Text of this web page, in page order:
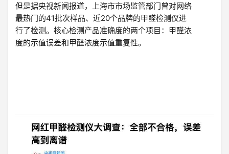
但是据央视新闻报道，上海市市场监管部门曾对网络
最热门的41批次样品、近20个品牌的甲醛检测仪进
行了检测。核心检测产品准确度的两个项目：甲醛浓
度的示值误差和甲醛浓度示值重复性。